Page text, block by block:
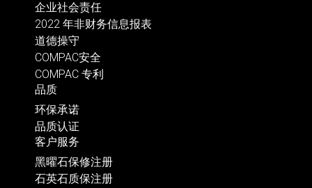
企业社会责任
2022 年非财务信息报表
道德操守
COMPAC安全
COMPAC 专利
品质
环保承诺
品质认证
客户服务
黑曜石保修注册
石英石质保注册